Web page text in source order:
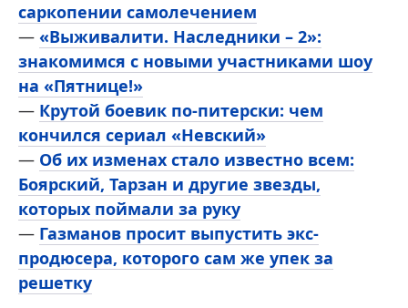
саркопении самолечением
— «Выживалити. Наследники – 2»:
знакомимся с новыми участниками шоу
на «Пятнице!»
— Крутой боевик по-питерски: чем
кончился сериал «Невский»
— Об их изменах стало известно всем:
Боярский, Тарзан и другие звезды,
которых поймали за руку
— Газманов просит выпустить экс-
продюсера, которого сам же упек за
решетку